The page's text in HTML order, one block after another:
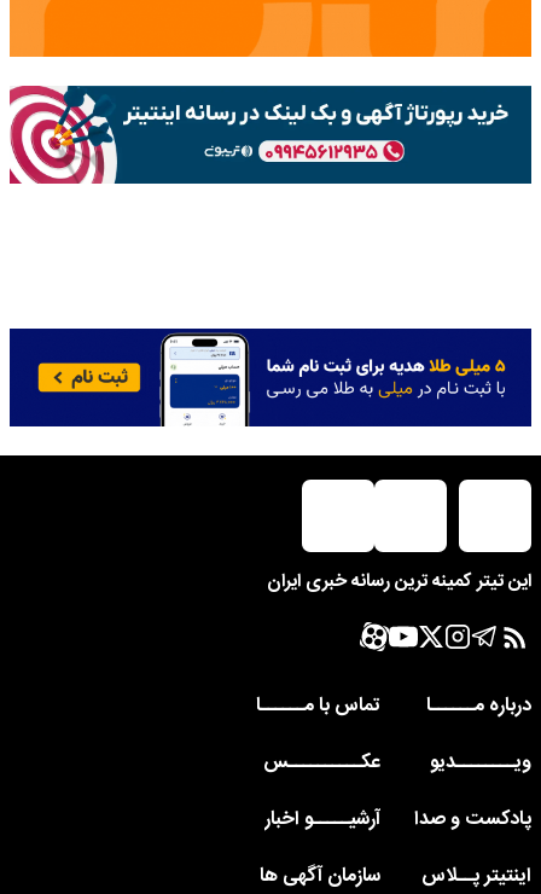
این تیتر کمینه ترین رسانه خبری ایران
درباره مــــــا
تماس با مــــــا
ویــــــــدیو
عکــــــــــس
پادکست و صدا
آرشیـــــو اخبار
اینتیتر پــلاس
سازمان آگهی ها